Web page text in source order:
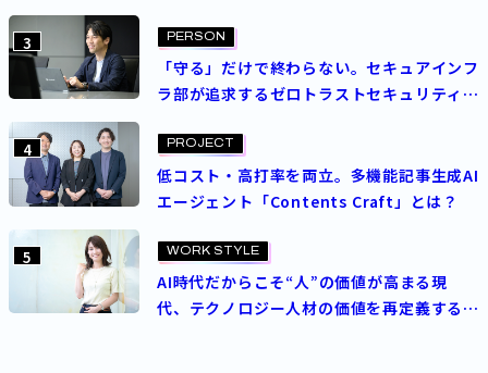
3 PERSON
「守る」だけで終わらない。セキュアインフ
ラ部が追求するゼロトラストセキュリティの
4 PROJECT
低コスト・高打率を両立。多機能記事生成AI
エージェント「Contents Craft」とは？
5 WORK STYLE
AI時代だからこそ“人”の価値が高まる現
代、テクノロジー人材の価値を再定義する